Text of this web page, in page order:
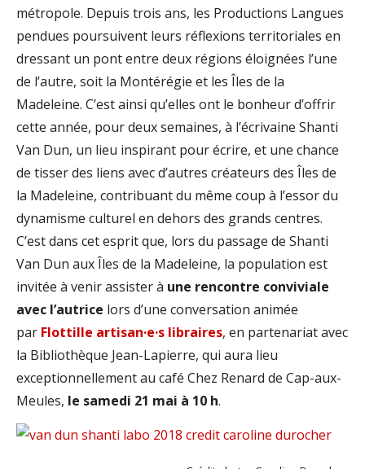
métropole. Depuis trois ans, les Productions Langues
pendues poursuivent leurs réflexions territoriales en
dressant un pont entre deux régions éloignées l’une
de l’autre, soit la Montérégie et les Îles de la
Madeleine. C’est ainsi qu’elles ont le bonheur d’offrir
cette année, pour deux semaines, à l’écrivaine Shanti
Van Dun, un lieu inspirant pour écrire, et une chance
de tisser des liens avec d’autres créateurs des Îles de
la Madeleine, contribuant du même coup à l’essor du
dynamisme culturel en dehors des grands centres.
C’est dans cet esprit que, lors du passage de Shanti
Van Dun aux Îles de la Madeleine, la population est
invitée à venir assister à une rencontre conviviale
avec l’autrice lors d’une conversation animée
par Flottille artisan·e·s libraires, en partenariat avec
la Bibliothèque Jean-Lapierre, qui aura lieu
exceptionnellement au café Chez Renard de Cap-aux-
Meules, le samedi 21 mai à 10 h.